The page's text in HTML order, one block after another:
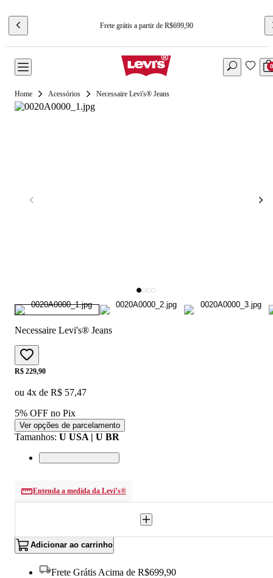
Frete grátis a partir de R$699,90
0
Acessórios Necessaire Levi's® Jeans
Necessaire Levi's® Jeans
Price:
R$ 229,90
ou 4x de R$ 57,47
5% OFF no Pix
Ver opções de parcelamento
Tamanhos: U USA | U BR
Entenda a medida da Levi’s®
Adicionar ao carrinho
Frete Grátis Acima de R$699,90